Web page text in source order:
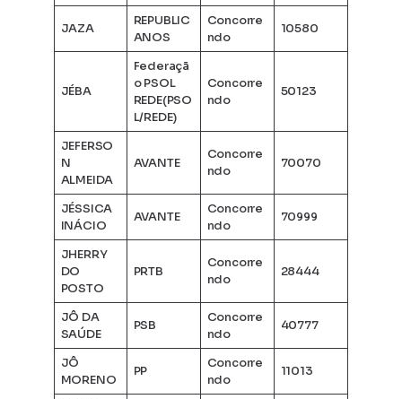
JAZA
REPUBLIC
ANOS
Concorre
ndo
10580
JÉBA
Federaçã
o PSOL
REDE(PSO
L/REDE)
Concorre
ndo
50123
JEFERSO
N
ALMEIDA
AVANTE
Concorre
ndo
70070
JÉSSICA
INÁCIO
AVANTE
Concorre
ndo
70999
JHERRY
DO
POSTO
PRTB
Concorre
ndo
28444
JÔ DA
SAÚDE
PSB
Concorre
ndo
40777
JÔ
MORENO
PP
Concorre
ndo
11013